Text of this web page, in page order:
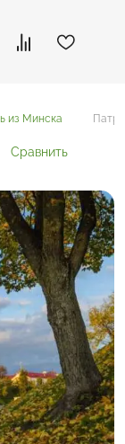
из Минска
Сравнить